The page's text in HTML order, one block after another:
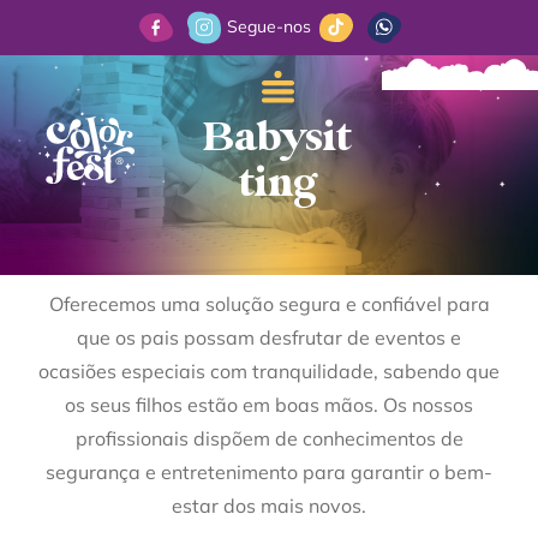
Segue-nos
Babysit
ting
Oferecemos uma solução segura e confiável para
que os pais possam desfrutar de eventos e
ocasiões especiais com tranquilidade, sabendo que
os seus filhos estão em boas mãos. Os nossos
profissionais dispõem de conhecimentos de
segurança e entretenimento para garantir o bem-
estar dos mais novos.